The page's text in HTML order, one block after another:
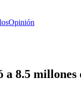
Opinión
8.5 millones